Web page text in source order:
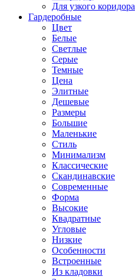
Для узкого коридора
Гардеробные
Цвет
Белые
Светлые
Серые
Темные
Цена
Элитные
Дешевые
Размеры
Большие
Маленькие
Стиль
Минимализм
Классические
Скандинавские
Современные
Форма
Высокие
Квадратные
Угловые
Низкие
Особенности
Встроенные
Из кладовки